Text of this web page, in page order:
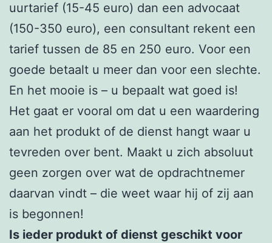
uurtarief (15-45 euro) dan een advocaat
(150-350 euro), een consultant rekent een
tarief tussen de 85 en 250 euro. Voor een
goede betaalt u meer dan voor een slechte.
En het mooie is – u bepaalt wat goed is!
Het gaat er vooral om dat u een waardering
aan het produkt of de dienst hangt waar u
tevreden over bent. Maakt u zich absoluut
geen zorgen over wat de opdrachtnemer
daarvan vindt – die weet waar hij of zij aan
is begonnen!
Is ieder produkt of dienst geschikt voor